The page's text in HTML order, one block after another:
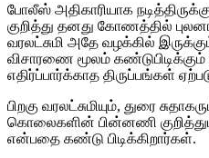
போலீஸ் அதிகாரியாக
குறித்து தனது கோணத்தில்
வரலட்சுமி அதே வழக்கில்
விசாரணை மூலம்
எதிர்ப்பார்க்காத திருப்பங்கள்
பிறகு வரலட்சுமியும், துரை
கொலைகளின் பின்னணி
என்பதை கண்டு பிடிக்கிறார்கள்.